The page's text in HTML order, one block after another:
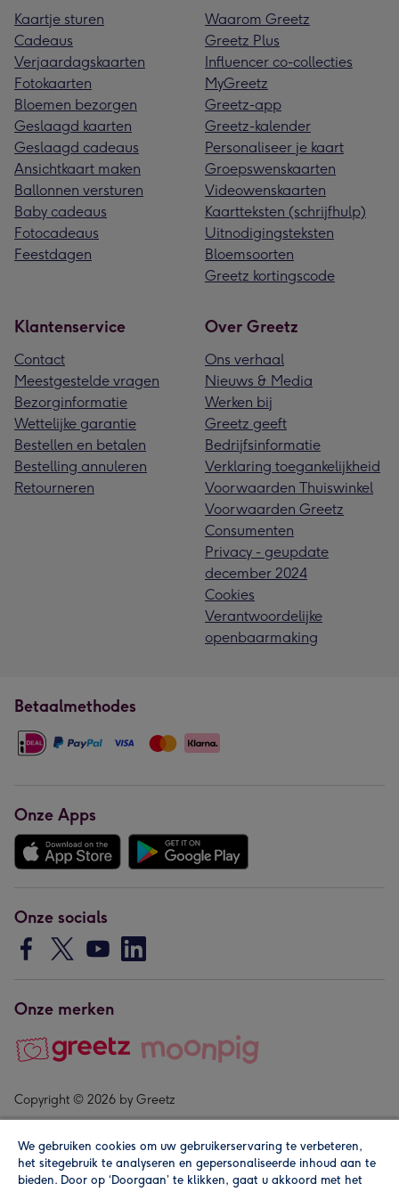
Kaartje sturen
Cadeaus
Verjaardagskaarten
Fotokaarten
Bloemen bezorgen
Geslaagd kaarten
Geslaagd cadeaus
Ansichtkaart maken
Ballonnen versturen
Baby cadeaus
Fotocadeaus
Feestdagen
Waarom Greetz
Greetz Plus
Influencer co-collecties
MyGreetz
Greetz-app
Greetz-kalender
Personaliseer je kaart
Groepswenskaarten
Videowenskaarten
Kaartteksten (schrijfhulp)
Uitnodigingsteksten
Bloemsoorten
Greetz kortingscode
Klantenservice
Contact
Meestgestelde vragen
Bezorginformatie
Wettelijke garantie
Bestellen en betalen
Bestelling annuleren
Retourneren
Over Greetz
Ons verhaal
Nieuws & Media
Werken bij
Greetz geeft
Bedrijfsinformatie
Verklaring toegankelijkheid
Voorwaarden Thuiswinkel
Voorwaarden Greetz
Consumenten
Privacy - geupdate
december 2024
Cookies
Verantwoordelijke
openbaarmaking
Betaalmethodes
Onze Apps
Onze socials
Onze merken
Copyright © 2026 by Greetz
We gebruiken cookies om uw gebruikerservaring te verbeteren,
het sitegebruik te analyseren en gepersonaliseerde inhoud aan te
bieden. Door op ‘Doorgaan’ te klikken, gaat u akkoord met het